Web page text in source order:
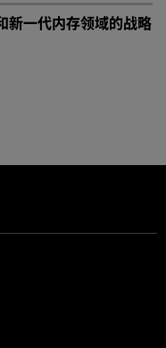
新一代内存领域的战略